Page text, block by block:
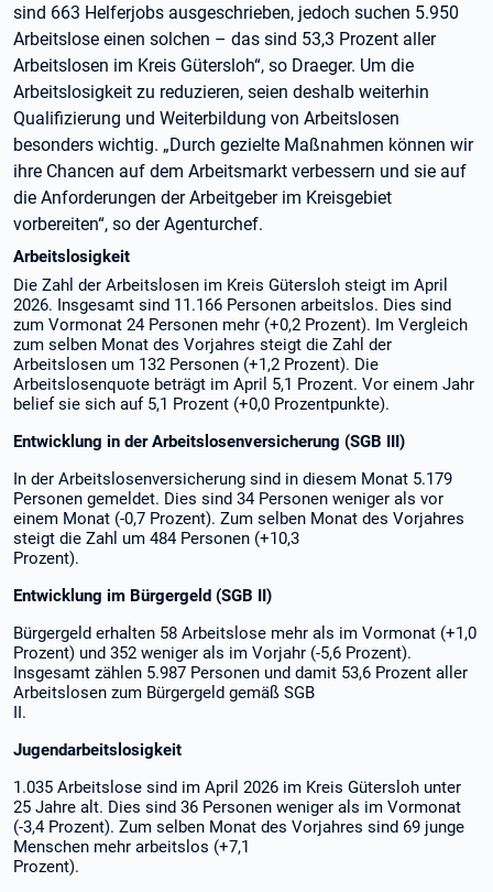
sind 663 Helferjobs ausgeschrieben, jedoch suchen 5.950
Arbeitslose einen solchen – das sind 53,3 Prozent aller
Arbeitslosen im Kreis Gütersloh“, so Draeger. Um die
Arbeitslosigkeit zu reduzieren, seien deshalb weiterhin
Qualifizierung und Weiterbildung von Arbeitslosen
besonders wichtig. „Durch gezielte Maßnahmen können wir
ihre Chancen auf dem Arbeitsmarkt verbessern und sie auf
die Anforderungen der Arbeitgeber im Kreisgebiet
vorbereiten“, so der Agenturchef.
Arbeitslosigkeit
Die Zahl der Arbeitslosen im Kreis Gütersloh steigt im April
2026. Insgesamt sind 11.166 Personen arbeitslos. Dies sind
zum Vormonat 24 Personen mehr (+0,2 Prozent). Im Vergleich
zum selben Monat des Vorjahres steigt die Zahl der
Arbeitslosen um 132 Personen (+1,2 Prozent). Die
Arbeitslosenquote beträgt im April 5,1 Prozent. Vor einem Jahr
belief sie sich auf 5,1 Prozent (+0,0 Prozentpunkte).
Entwicklung in der Arbeitslosenversicherung (SGB III)
In der Arbeitslosenversicherung sind in diesem Monat 5.179
Personen gemeldet. Dies sind 34 Personen weniger als vor
einem Monat (-0,7 Prozent). Zum selben Monat des Vorjahres
steigt die Zahl um 484 Personen (+10,3
Prozent).
Entwicklung im Bürgergeld (SGB II)
Bürgergeld erhalten 58 Arbeitslose mehr als im Vormonat (+1,0
Prozent) und 352 weniger als im Vorjahr (-5,6 Prozent).
Insgesamt zählen 5.987 Personen und damit 53,6 Prozent aller
Arbeitslosen zum Bürgergeld gemäß SGB
II.
Jugendarbeitslosigkeit
1.035 Arbeitslose sind im April 2026 im Kreis Gütersloh unter
25 Jahre alt. Dies sind 36 Personen weniger als im Vormonat
(-3,4 Prozent). Zum selben Monat des Vorjahres sind 69 junge
Menschen mehr arbeitslos (+7,1
Prozent).